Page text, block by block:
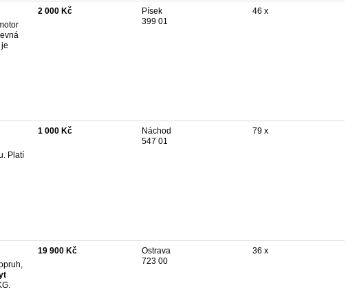
2 000 Kč
Písek
399 01
46 x
Platí
1 000 Kč
Náchod
547 01
79 x
19 900 Kč
Ostrava
723 00
36 x